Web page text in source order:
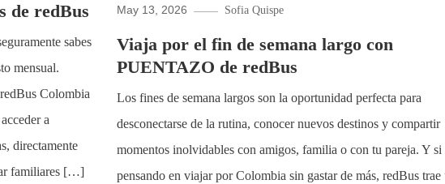
de redBus
sabes
mensual.
Colombia
a
directamente
familiares […]
May 13, 2026 Sofia Quispe
Viaja por el fin de semana largo con
PUENTAZO de redBus
Los fines de semana largos son la oportunidad perfecta para
desconectarse de la rutina, conocer nuevos destinos y compartir
momentos inolvidables con amigos, familia o con tu pareja. Y si
pensando en viajar por Colombia sin gastar de más, redBus trae